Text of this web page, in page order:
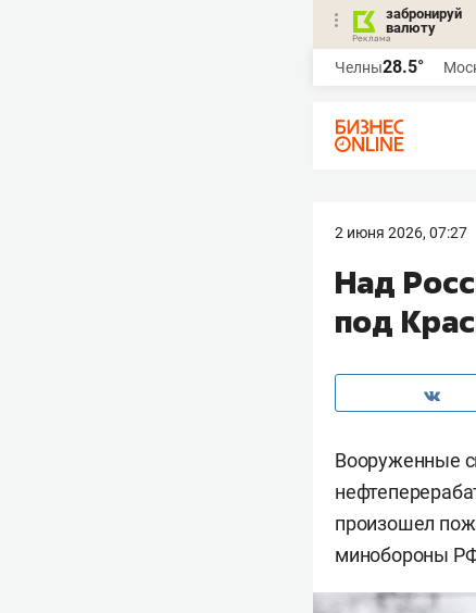
забронируй
валюту
Челны28.5°
2 июня 2026, 07:27
Над
под
Вооруженные
произошел
минобороны